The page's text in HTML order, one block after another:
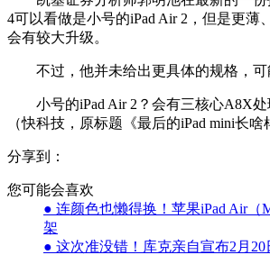
4可以看做是小号的iPad Air 2，但是更薄
会有较大升级。
不过，他并未给出更具体的规格，可
小号的iPad Air 2？会有三核心A8X处
（快科技，原标题《最后的iPad mini长啥
分享到：
您可能会喜欢
● 连颜色也懒得换！苹果iPad Air（
架
● 这次准没错！库克亲自宣布2月20